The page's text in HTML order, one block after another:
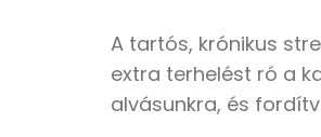
A tartós, krónikus
extra terhelést ró a
alvásunkra, és